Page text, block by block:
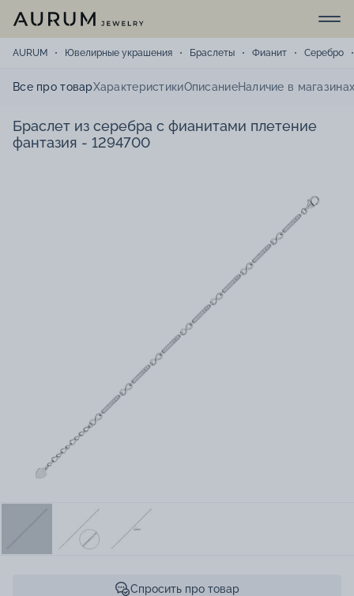
AURUM Ювелирные украшения Браслеты Фианит Серебро
Все про товарХарактеристикиОписаниеНаличие в
Браслет из серебра с фианитами плетение
фантазия - 1294700
Спросить про товар